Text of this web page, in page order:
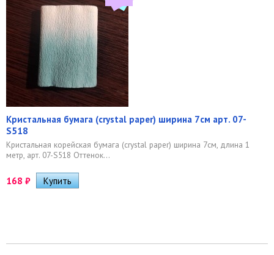
Кристальная бумага (crystal paper) ширина 7см арт. 07-
S518
Кристальная корейская бумага (crystal paper) ширина 7см, длина 1
метр, арт. 07-S518 Оттенок...
168 ₽